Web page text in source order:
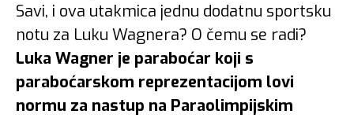
Savi, i ova utakmica jednu dodatnu sportsku
notu za Luku Wagnera? O čemu se radi?
Luka Wagner je paraboćar koji s
paraboćarskom reprezentacijom lovi
normu za nastup na Paraolimpijskim